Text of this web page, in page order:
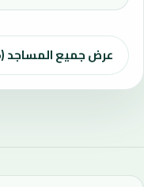
عرض جميع المساجد (5)